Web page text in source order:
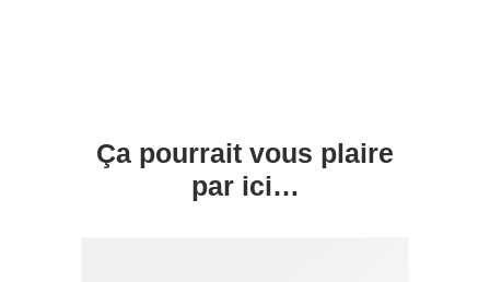
Ça pourrait vous plaire
par ici…